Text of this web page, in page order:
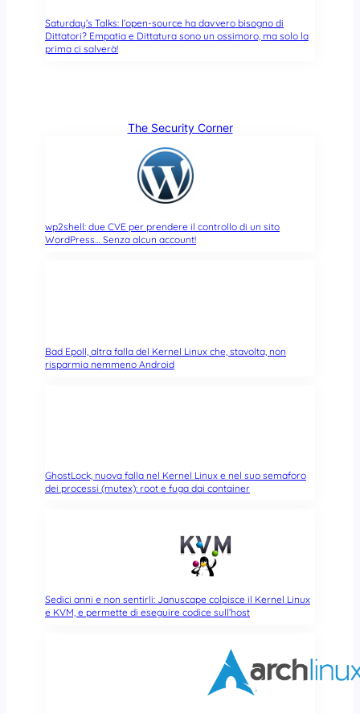
Saturday’s Talks: l’open-source ha davvero bisogno di
Dittatori? Empatia e Dittatura sono un ossimoro, ma solo la
prima ci salverà!
The Security Corner
wp2shell: due CVE per prendere il controllo di un sito
WordPress… Senza alcun account!
Bad Epoll, altra falla del Kernel Linux che, stavolta, non
risparmia nemmeno Android
GhostLock, nuova falla nel Kernel Linux e nel suo semaforo
dei processi (mutex): root e fuga dai container
Sedici anni e non sentirli: Januscape colpisce il Kernel Linux
e KVM, e permette di eseguire codice sull’host